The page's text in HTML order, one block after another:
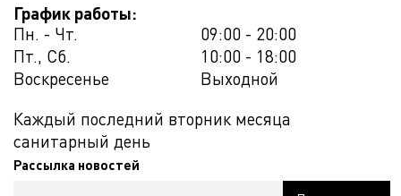
График работы:
Пн. - Чт.
09:00 - 20:00
Пт., Сб.
10:00 - 18:00
Воскресенье
Выходной
Каждый последний вторник месяца
санитарный день
Рассылка новостей